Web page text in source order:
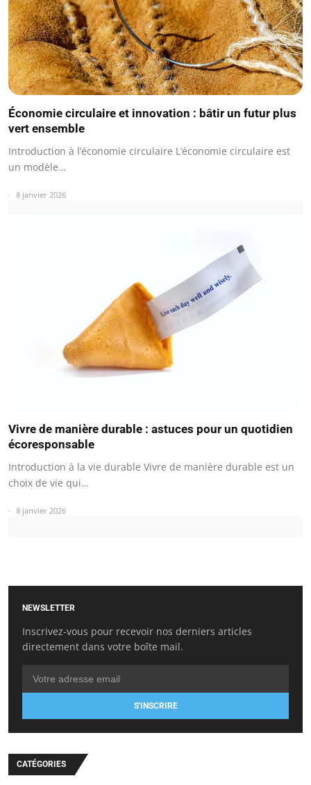
Économie circulaire et innovation : bâtir un futur plus
vert ensemble
Introduction à l’économie circulaire L’économie circulaire est
un modèle…
8 janvier 2026
Vivre de manière durable : astuces pour un quotidien
écoresponsable
Introduction à la vie durable Vivre de manière durable est un
choix de vie qui…
8 janvier 2026
NEWSLETTER
Inscrivez-vous pour recevoir nos derniers articles
directement dans votre boîte mail.
S'INSCRIRE
CATÉGORIES